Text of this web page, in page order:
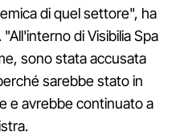
di quel settore", ha
. "All'interno di Visibilia Spa
sono stata accusata
sarebbe stato in
e avrebbe continuato a